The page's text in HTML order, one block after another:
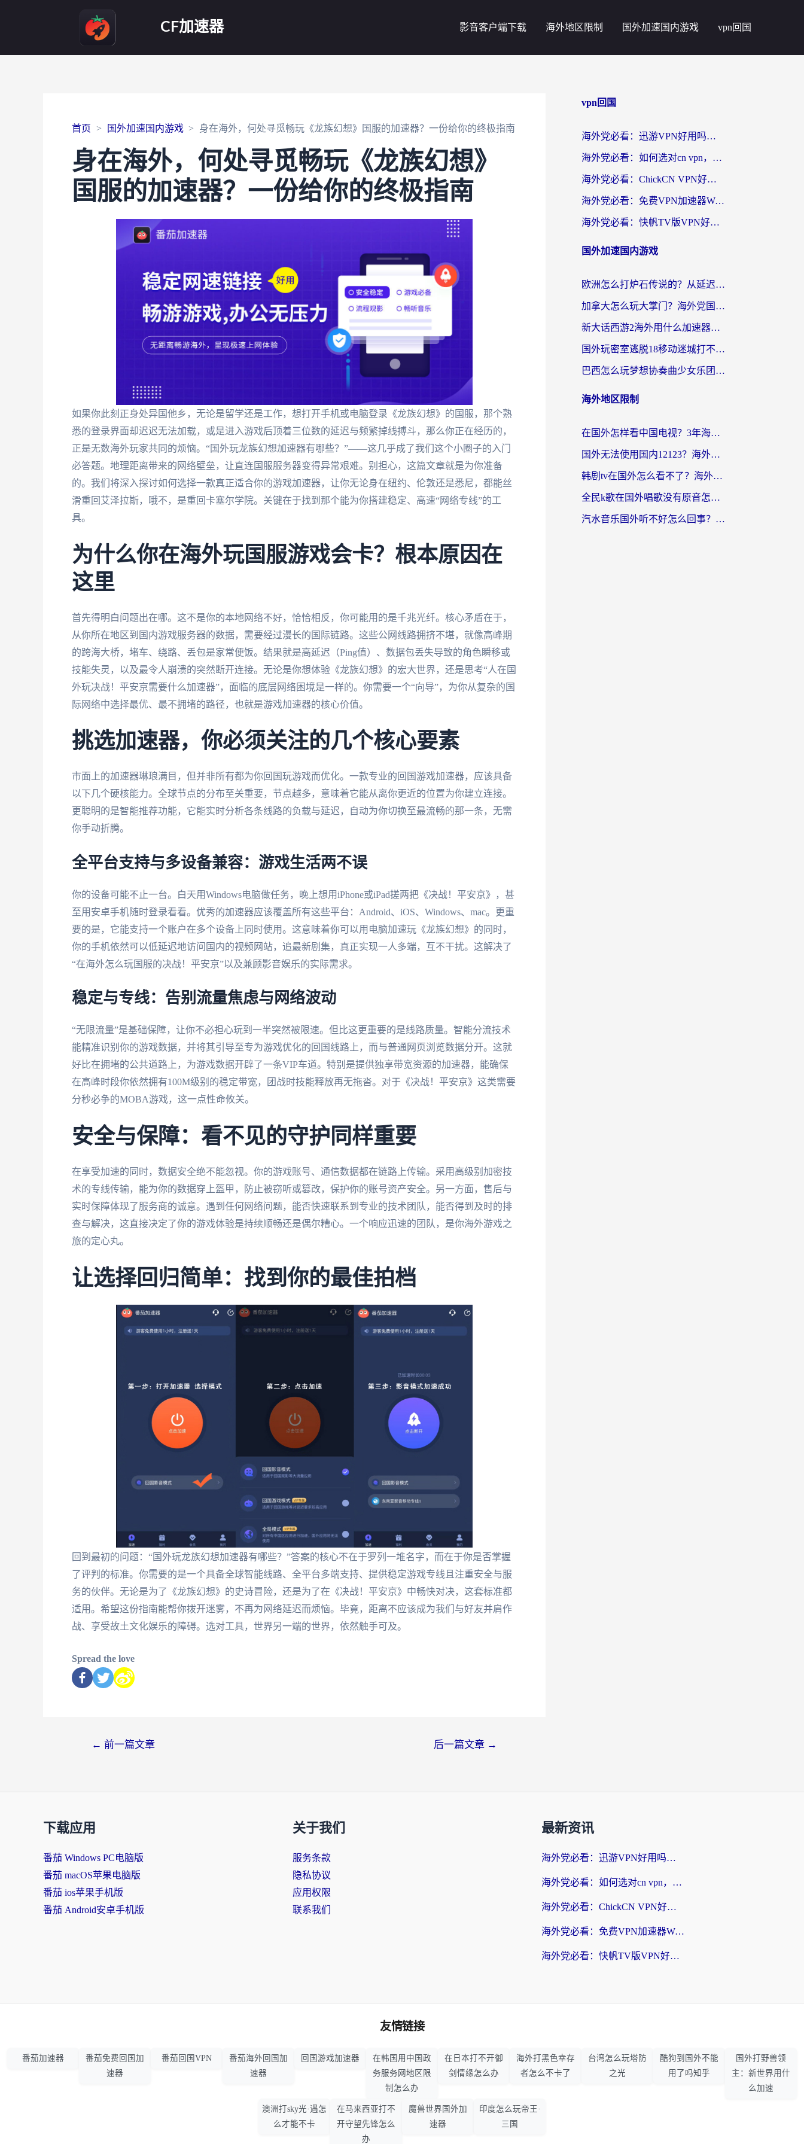
CF加速器 影音客户端下载 海外地区限制 国外加速国内游戏 vpn回国
首页 国外加速国内游戏 身在海外，何处寻觅畅玩《龙族幻想》国服的加速器？一份给你的终极指南
身在海外，何处寻觅畅玩《龙族幻想》
国服的加速器？一份给你的终极指南
如果你此刻正身处异国他乡，无论是留学还是工作，想打开手机或电脑登录《龙族幻想》的国服，那个熟
悉的登录界面却迟迟无法加载，或是进入游戏后顶着三位数的延迟与频繁掉线搏斗，那么你正在经历的，
正是无数海外玩家共同的烦恼。“国外玩龙族幻想加速器有哪些？”——这几乎成了我们这个小圈子的入门
必答题。地理距离带来的网络壁垒，让直连国服服务器变得异常艰难。别担心，这篇文章就是为你准备
的。我们将深入探讨如何选择一款真正适合你的游戏加速器，让你无论身在纽约、伦敦还是悉尼，都能丝
滑重回艾泽拉斯，哦不，是重回卡塞尔学院。关键在于找到那个能为你搭建稳定、高速“网络专线”的工
具。
为什么你在海外玩国服游戏会卡？根本原因在
这里
首先得明白问题出在哪。这不是你的本地网络不好，恰恰相反，你可能用的是千兆光纤。核心矛盾在于，
从你所在地区到国内游戏服务器的数据，需要经过漫长的国际链路。这些公网线路拥挤不堪，就像高峰期
的跨海大桥，堵车、绕路、丢包是家常便饭。结果就是高延迟（Ping值）、数据包丢失导致的角色瞬移或
技能失灵，以及最令人崩溃的突然断开连接。无论是你想体验《龙族幻想》的宏大世界，还是思考“人在国
外玩决战！平安京需要什么加速器”，面临的底层网络困境是一样的。你需要一个“向导”，为你从复杂的国
际网络中选择最优、最不拥堵的路径，也就是游戏加速器的核心价值。
挑选加速器，你必须关注的几个核心要素
市面上的加速器琳琅满目，但并非所有都为你回国玩游戏而优化。一款专业的回国游戏加速器，应该具备
以下几个硬核能力。全球节点的分布至关重要，节点越多，意味着它能从离你更近的位置为你建立连接。
更聪明的是智能推荐功能，它能实时分析各条线路的负载与延迟，自动为你切换至最流畅的那一条，无需
你手动折腾。
全平台支持与多设备兼容：游戏生活两不误
你的设备可能不止一台。白天用Windows电脑做任务，晚上想用iPhone或iPad搓两把《决战！平安京》，甚
至用安卓手机随时登录看看。优秀的加速器应该覆盖所有这些平台：Android、iOS、Windows、mac。更重
要的是，它能支持一个账户在多个设备上同时使用。这意味着你可以用电脑加速玩《龙族幻想》的同时，
你的手机依然可以低延迟地访问国内的视频网站，追最新剧集，真正实现一人多端，互不干扰。这解决了
“在海外怎么玩国服的决战！平安京”以及兼顾影音娱乐的实际需求。
稳定与专线：告别流量焦虑与网络波动
“无限流量”是基础保障，让你不必担心玩到一半突然被限速。但比这更重要的是线路质量。智能分流技术
能精准识别你的游戏数据，并将其引导至专为游戏优化的回国线路上，而与普通网页浏览数据分开。这就
好比在拥堵的公共道路上，为游戏数据开辟了一条VIP车道。特别是提供独享带宽资源的加速器，能确保
在高峰时段你依然拥有100M级别的稳定带宽，团战时技能释放再无拖沓。对于《决战！平安京》这类需要
分秒必争的MOBA游戏，这一点性命攸关。
安全与保障：看不见的守护同样重要
在享受加速的同时，数据安全绝不能忽视。你的游戏账号、通信数据都在链路上传输。采用高级别加密技
术的专线传输，能为你的数据穿上盔甲，防止被窃听或篡改，保护你的账号资产安全。另一方面，售后与
实时保障体现了服务商的诚意。遇到任何网络问题，能否快速联系到专业的技术团队，能否得到及时的排
查与解决，这直接决定了你的游戏体验是持续顺畅还是偶尔糟心。一个响应迅速的团队，是你海外游戏之
旅的定心丸。
让选择回归简单：找到你的最佳拍档
回到最初的问题：“国外玩龙族幻想加速器有哪些？”答案的核心不在于罗列一堆名字，而在于你是否掌握
了评判的标准。你需要的是一个具备全球智能线路、全平台多端支持、提供稳定游戏专线且注重安全与服
务的伙伴。无论是为了《龙族幻想》的史诗冒险，还是为了在《决战！平安京》中畅快对决，这套标准都
适用。希望这份指南能帮你拨开迷雾，不再为网络延迟而烦恼。毕竟，距离不应该成为我们与好友并肩作
战、享受故土文化娱乐的障碍。选对工具，世界另一端的世界，依然触手可及。
Spread the love
← 前一篇文章 后一篇文章 →
vpn回国
海外党必看：迅游VPN好用吗？和番茄加速器VPN对比哪个回国效果更好？
海外党必看：如何选对cn vpn，轻松解锁国内影音游戏？
海外党必看：ChickCN VPN好用吗？和星河VPN对比哪个回国效果更好？附真实体验+避坑指南
海外党必看：免费VPN加速器Windows版怎么选？附真实测评与无缝访问国内资源指南
海外党必看：快帆TV版VPN好用吗？和hi龟龟VPN对比哪个回国效果更好？附免费加速器选择指南
国外加速国内游戏
欧洲怎么打炉石传说的？从延迟999到丝滑上分，我找到了靠谱加速器
加拿大怎么玩大掌门？海外党国服游戏加速避坑指南（附实用工具推荐）
新大话西游2海外用什么加速器登录？老玩家亲测有效的国服游戏加速指南
国外玩密室逃脱18移动迷城打不开怎么办？海外玩家亲测有效的解决指南
巴西怎么玩梦想协奏曲少女乐团派对？海外党必看的国服游戏加速全攻略（附波兰天涯明月刀实用技巧）
海外地区限制
在国外怎样看中国电视？3年海外党亲测有效的追剧加速器指南
国外无法使用国内12123？海外华人必看：选对回国加速器，解决迪拜语音+12123访问难题
韩剧tv在国外怎么看不了？海外党追剧自由的终极解决方案来了
全民k歌在国外唱歌没有原音怎么办？别让地域限制毁了你的麦霸时刻
汽水音乐国外听不好怎么回事？海外党亲测有效的回国加速方案来了
下载应用
番茄 Windows PC电脑版
番茄 macOS苹果电脑版
番茄 ios苹果手机版
番茄 Android安卓手机版
关于我们
服务条款
隐私协议
应用权限
联系我们
最新资讯
海外党必看：迅游VPN好用吗？和番茄加速器VPN对比哪个回国效果更好？
海外党必看：如何选对cn vpn，轻松解锁国内影音游戏？
海外党必看：ChickCN VPN好用吗？和星河VPN对比哪个回国效果更好？附真实体验+避坑指南
海外党必看：免费VPN加速器Windows版怎么选？附真实测评与无缝访问国内资源指南
海外党必看：快帆TV版VPN好用吗？和hi龟龟VPN对比哪个回国效果更好？附免费加速器选择指南
友情链接
番茄加速器
番茄免费回国加
速器
番茄回国VPN
番茄海外回国加
速器
回国游戏加速器
在韩国用中国政
务服务网地区限
制怎么办
在日本打不开御
剑情缘怎么办
海外打黑色幸存
者怎么不卡了
台湾怎么玩塔防
之光
酷狗到国外不能
用了吗知乎
国外打野兽领
主：新世界用什
么加速
澳洲打sky光·遇怎
么才能不卡
在马来西亚打不
开守望先锋怎么
办
魔兽世界国外加
速器
印度怎么玩帝王·
三国